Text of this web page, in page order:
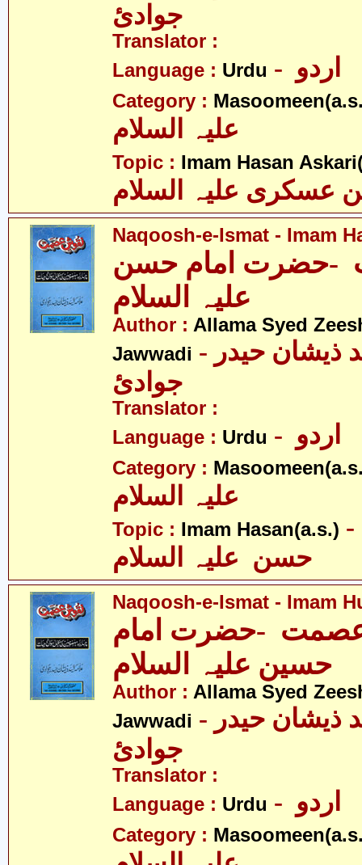
جوادئ
Translator :
Language : Urdu
Category :
Topic : Imam Hasan
عسکری علیہ السلام
Naqoosh-e-Ismat - Imam
-حضرت امام حسن
علیہ السلام
Author : Allama Syed
Jawwadi - علامہ سیّد ذیشان حیدر
جوادئ
Translator :
Language : Urdu
Category :
Topic : Imam Hasan(a.s.) - امام
حسن علیہ السلام
Naqoosh-e-Ismat - Imam
-حضرت امام
حسین علیہ السلام
Author : Allama Syed
Jawwadi - علامہ سیّد ذیشان حیدر
جوادئ
Translator :
Language : Urdu
Category :